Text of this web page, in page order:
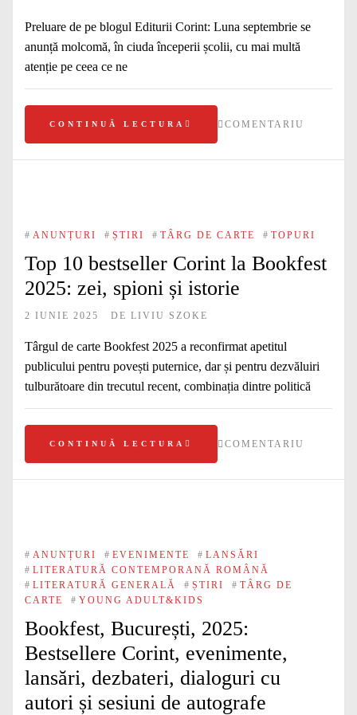
Preluare de pe blogul Editurii Corint: Luna septembrie se
anunță molcomă, în ciuda începerii școlii, cu mai multă
atenție pe ceea ce ne
CONTINUĂ LECTURA COMENTARIU
# ANUNȚURI # ȘTIRI # TÂRG DE CARTE # TOPURI
Top 10 bestseller Corint la Bookfest
2025: zei, spioni și istorie
2 IUNIE 2025 DE LIVIU SZOKE
Târgul de carte Bookfest 2025 a reconfirmat apetitul
publicului pentru povești puternice, dar și pentru dezvăluiri
tulburătoare din trecutul recent, combinația dintre politică
CONTINUĂ LECTURA COMENTARIU
# ANUNȚURI # EVENIMENTE # LANSĂRI
# LITERATURĂ CONTEMPORANĂ ROMÂNĂ
# LITERATURĂ GENERALĂ # ȘTIRI # TÂRG DE
CARTE
# YOUNG ADULT&KIDS
Bookfest, București, 2025:
Bestsellere Corint, evenimente,
lansări, dezbateri, dialoguri cu
autori și sesiuni de autografe